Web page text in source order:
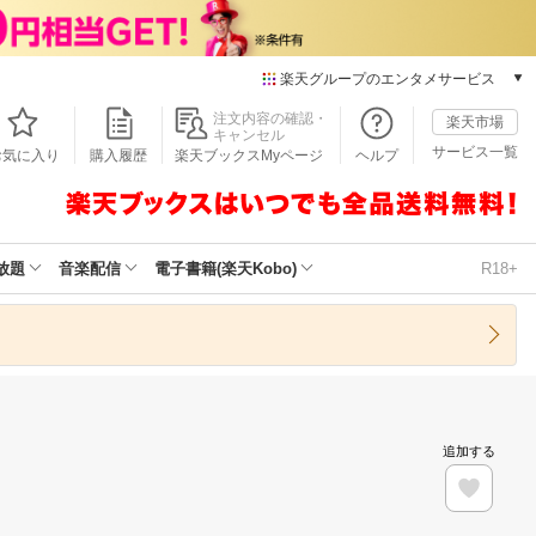
楽天グループのエンタメサービス
本/ゲーム/CD/DVD
楽天ブックス
楽天Kobo
楽天ミュージック
楽天TV
気に入り 購入履歴
注文内容の確認・
キャンセル
楽天ブックスMyページ
ヘルプ
楽天市場
サービス一覧
題 音楽配信 電子書籍(楽天Kobo) R18+
追加する